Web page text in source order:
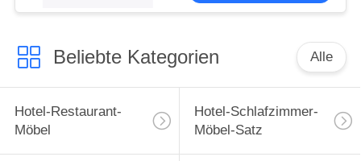
Beliebte Kategorien Alle
Hotel-Restaurant-
Möbel
Hotel-Schlafzimmer-
Möbel-Satz